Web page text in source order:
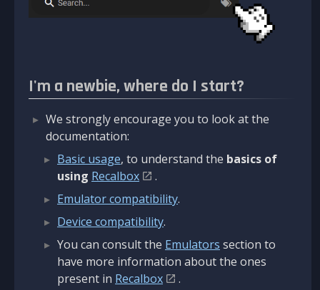
I'm a newbie, where do I start?
We strongly encourage you to look at the
documentation:
Basic usage, to understand the basics of
using Recalbox
.
Emulator compatibility.
Device compatibility.
You can consult the Emulators section to
have more information about the ones
present in Recalbox
.